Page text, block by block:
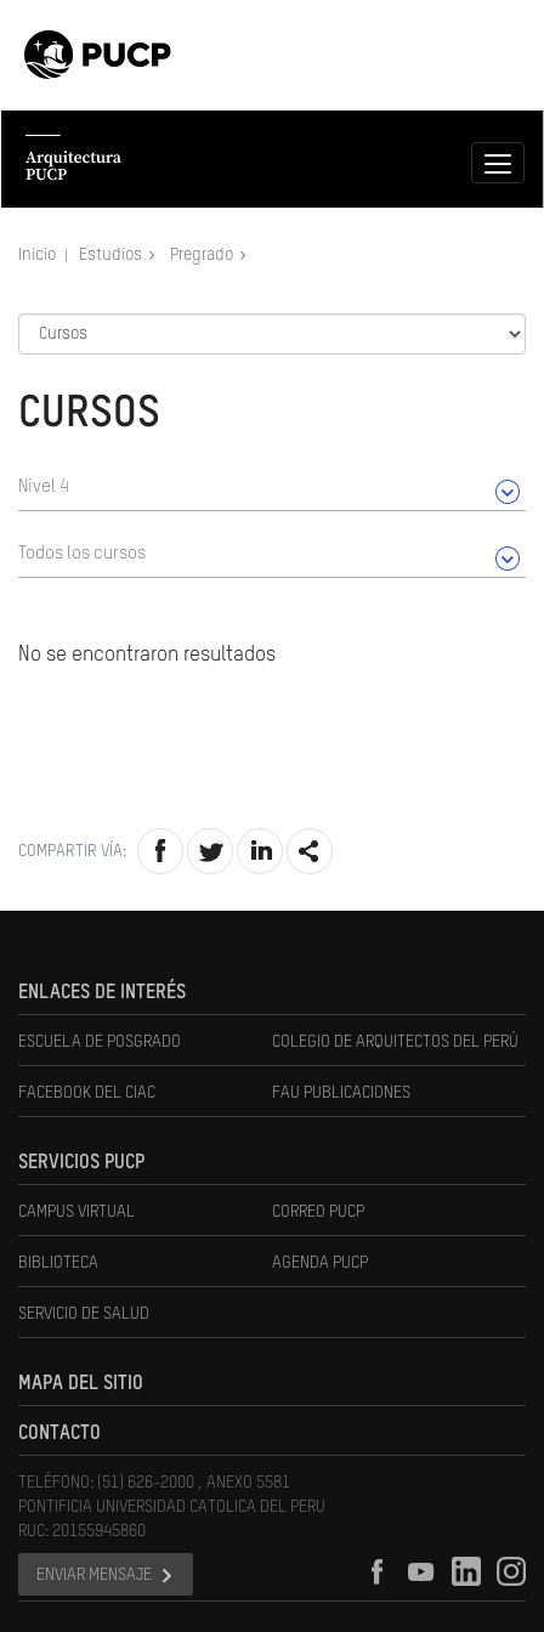
Inicio Estudios Pregrado
CURSOS
Nivel 4
Todos los cursos
No se encontraron resultados
COMPARTIR VÍA:
ENLACES DE INTERÉS
ESCUELA DE POSGRADO COLEGIO DE ARQUITECTOS DEL PERÚ
FACEBOOK DEL CIAC FAU PUBLICACIONES
SERVICIOS PUCP
CAMPUS VIRTUAL CORREO PUCP
BIBLIOTECA AGENDA PUCP
SERVICIO DE SALUD
MAPA DEL SITIO
CONTACTO
TELÉFONO: (51) 626-2000 , ANEXO 5581
PONTIFICIA UNIVERSIDAD CATOLICA DEL PERU
RUC: 20155945860
ENVIAR MENSAJE